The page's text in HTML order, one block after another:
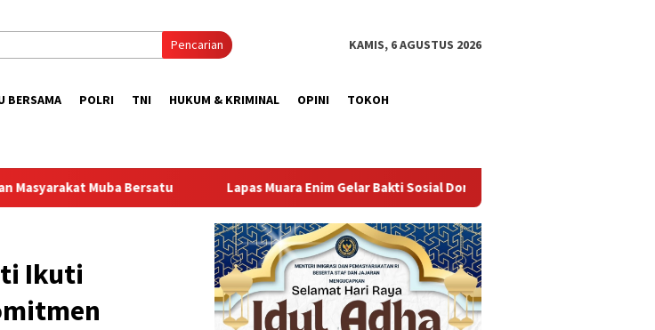
Pencarian KAMIS, 6 AGUSTUS 2026
BERSAMA POLRI TNI HUKUM & KRIMINAL OPINI TOKOH
Lapas Muara Enim Gelar Bakti Sosial Donor Darah dalam Rangka Memperingati HUT ke-81 Republik
Ikuti